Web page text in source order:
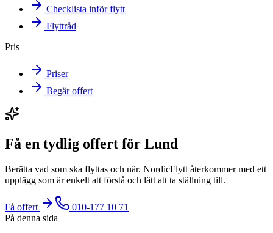
Checklista inför flytt
Flyttråd
Pris
Priser
Begär offert
Få en tydlig offert för Lund
Berätta vad som ska flyttas och när. NordicFlytt återkommer med ett
upplägg som är enkelt att förstå och lätt att ta ställning till.
Få offert
010-177 10 71
På denna sida